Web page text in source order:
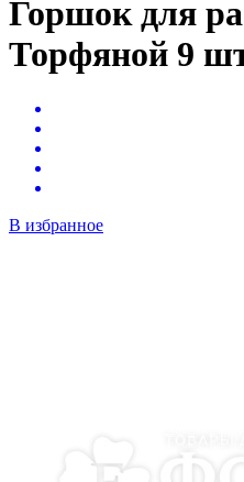
Горшок для
Торфяной 9
В избранное